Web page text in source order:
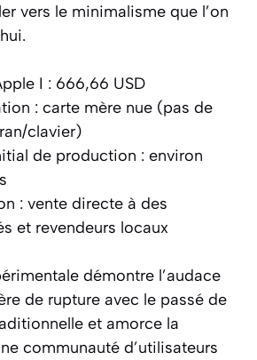
vers le minimalisme que l’on
I : 666,66 USD
: carte mère nue (pas de
clavier)
de production : environ
: vente directe à des
et revendeurs locaux
démontre l’audace
de rupture avec le passé de
et amorce la
communauté d’utilisateurs